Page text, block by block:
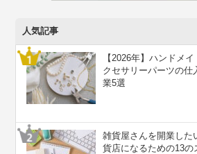
人気記事
【2026年】ハンドメ
クセサリーパーツの仕
業5選
雑貨屋さんを開業した
貨店になるための13